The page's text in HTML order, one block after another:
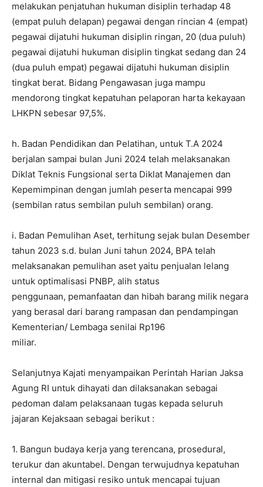
melakukan penjatuhan hukuman disiplin terhadap 48
(empat puluh delapan) pegawai dengan rincian 4 (empat)
pegawai dijatuhi hukuman disiplin ringan, 20 (dua puluh)
pegawai dijatuhi hukuman disiplin tingkat sedang dan 24
(dua puluh empat) pegawai dijatuhi hukuman disiplin
tingkat berat. Bidang Pengawasan juga mampu
mendorong tingkat kepatuhan pelaporan harta kekayaan
LHKPN sebesar 97,5%.
h. Badan Pendidikan dan Pelatihan, untuk T.A 2024
berjalan sampai bulan Juni 2024 telah melaksanakan
Diklat Teknis Fungsional serta Diklat Manajemen dan
Kepemimpinan dengan jumlah peserta mencapai 999
(sembilan ratus sembilan puluh sembilan) orang.
i. Badan Pemulihan Aset, terhitung sejak bulan Desember
tahun 2023 s.d. bulan Juni tahun 2024, BPA telah
melaksanakan pemulihan aset yaitu penjualan lelang
untuk optimalisasi PNBP, alih status
penggunaan, pemanfaatan dan hibah barang milik negara
yang berasal dari barang rampasan dan pendampingan
Kementerian/ Lembaga senilai Rp196
miliar.
Selanjutnya Kajati menyampaikan Perintah Harian Jaksa
Agung RI untuk dihayati dan dilaksanakan sebagai
pedoman dalam pelaksanaan tugas kepada seluruh
jajaran Kejaksaan sebagai berikut :
1. Bangun budaya kerja yang terencana, prosedural,
terukur dan akuntabel. Dengan terwujudnya kepatuhan
internal dan mitigasi resiko untuk mencapai tujuan